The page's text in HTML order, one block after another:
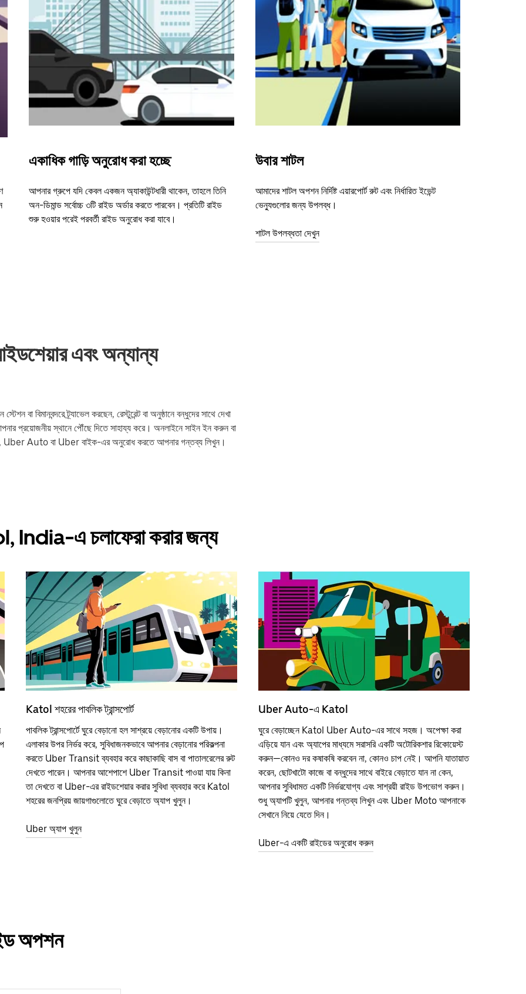
একাধিক গাড়ি অনুরোধ করা হচ্ছে
আপনার গ্রুপে যদি কেবল একজন অ্যাকাউন্টধারী থাকেন, তাহলে তিনি
অন-ডিমান্ড সর্বোচ্চ ৩টি রাইড অর্ডার করতে পারবেন। প্রতিটি রাইড
শুরু হওয়ার পরেই পরবর্তী রাইড অনুরোধ করা যাবে।
উবার শাটল
আমাদের শাটল অপশন নির্দিষ্ট এয়ারপোর্ট রুট এবং নির্ধারিত ইভেন্ট
ভেন্যুগুলোর জন্য উপলব্ধ।
শাটল উপলব্ধতা দেখুন
এবং অন্যান্য
বিমানবন্দরে ট্র্যাভেল করছেন, রেস্টুরেন্ট বা অনুষ্ঠানে বন্ধুদের সাথে দেখা
স্থানে পৌঁছে দিতে সাহায্য করে। অনলাইনে সাইন ইন করুন বা
Auto বা Uber বাইক-এর অনুরোধ করতে আপনার গন্তব্য লিখুন।
India-এ চলাফেরা করার জন্য
Katol শহরের পাবলিক ট্রান্সপোর্ট
পাবলিক ট্রান্সপোর্টে ঘুরে বেড়ানো হল সাশ্রয়ে বেড়ানোর একটি উপায়।
এলাকার উপর নির্ভর করে, সুবিধাজনকভাবে আপনার বেড়ানোর পরিকল্পনা
করতে Uber Transit ব্যবহার করে কাছাকাছি বাস বা পাতালরেলের রুট
দেখতে পারেন। আপনার আশেপাশে Uber Transit পাওয়া যায় কিনা
তা দেখতে বা Uber-এর রাইডশেয়ার করার সুবিধা ব্যবহার করে Katol
শহরের জনপ্রিয় জায়গাগুলোতে ঘুরে বেড়াতে অ্যাপ খুলুন।
Uber অ্যাপ খুলুন
Uber Auto-এ Katol
ঘুরে বেড়াচ্ছেন Katol Uber Auto-এর সাথে সহজ। অপেক্ষা করা
এড়িয়ে যান এবং অ্যাপের মাধ্যমে সরাসরি একটি অটোরিকশার রিকোয়েস্ট
করুন—কোনও দর কষাকষি করবেন না, কোনও চাপ নেই। আপনি যাতায়াত
করেন, ছোটখাটো কাজে বা বন্ধুদের সাথে বাইরে বেড়াতে যান না কেন,
আপনার সুবিধামত একটি নির্ভরযোগ্য এবং সাশ্রয়ী রাইড উপভোগ করুন।
শুধু অ্যাপটি খুলুন, আপনার গন্তব্য লিখুন এবং Uber Moto আপনাকে
সেখানে নিয়ে যেতে দিন।
Uber-এ একটি রাইডের অনুরোধ করুন
অপশন